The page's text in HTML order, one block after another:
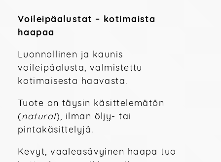
Voileipäalustat – kotimaista
haapaa
Luonnollinen ja kaunis
voileipäalusta, valmistettu
kotimaisesta haavasta.
Tuote on täysin käsittelemätön
(natural), ilman öljy- tai
pintakäsittelyjä.
Kevyt, vaaleasävyinen haapa tuo